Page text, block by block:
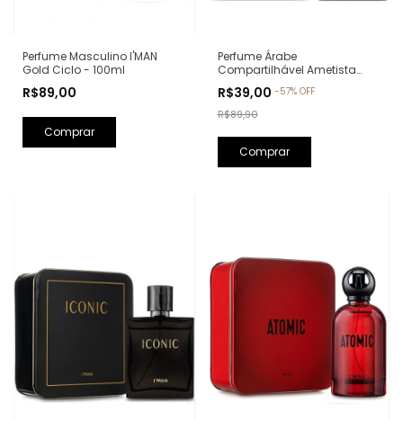
Perfume Masculino I'MAN
Gold Ciclo - 100ml
R$89,00
Perfume Árabe
Compartilhável Ametista
25ml (Ref. Olfativa: Bade'e Al
Oud Amethyst Lattafa)
R$39,00 -57% OFF
R$89,90